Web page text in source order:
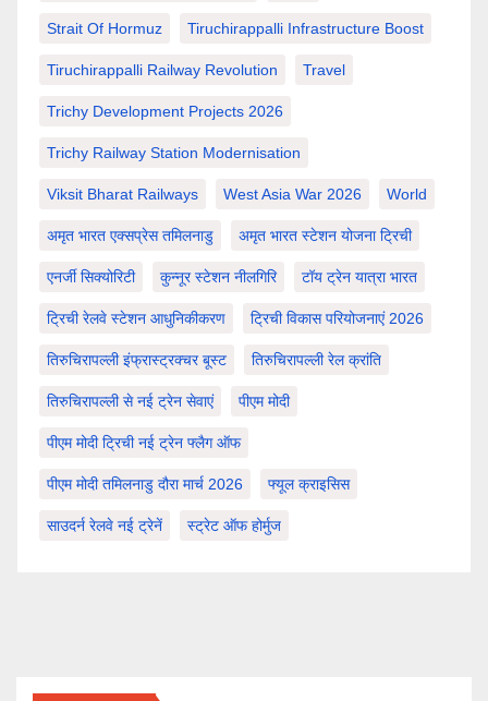
Strait Of Hormuz Tiruchirappalli Infrastructure Boost
Tiruchirappalli Railway Revolution Travel
Trichy Development Projects 2026
Trichy Railway Station Modernisation
Viksit Bharat Railways West Asia War 2026 World
अमृत भारत एक्सप्रेस तमिलनाडु अमृत भारत स्टेशन योजना ट्रिची
एनर्जी सिक्योरिटी कुन्नूर स्टेशन नीलगिरि टॉय ट्रेन यात्रा भारत
ट्रिची रेलवे स्टेशन आधुनिकीकरण ट्रिची विकास परियोजनाएं 2026
तिरुचिरापल्ली इंफ्रास्ट्रक्चर बूस्ट तिरुचिरापल्ली रेल क्रांति
तिरुचिरापल्ली से नई ट्रेन सेवाएं पीएम मोदी
पीएम मोदी ट्रिची नई ट्रेन फ्लैग ऑफ
पीएम मोदी तमिलनाडु दौरा मार्च 2026 फ्यूल क्राइसिस
साउदर्न रेलवे नई ट्रेनें स्ट्रेट ऑफ होर्मुज